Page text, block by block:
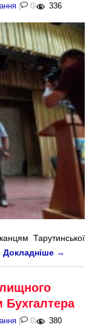
| 0 | 336
Тарутинської
Докладніше →
| 0 | 380